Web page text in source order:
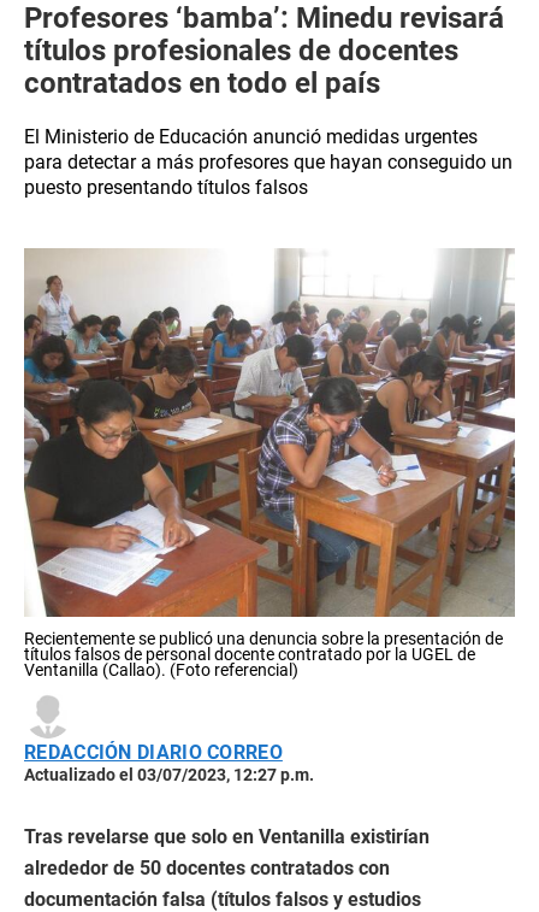
Profesores ‘bamba’: Minedu revisará
títulos profesionales de docentes
contratados en todo el país
El Ministerio de Educación anunció medidas urgentes
para detectar a más profesores que hayan conseguido un
puesto presentando títulos falsos
Recientemente se publicó una denuncia sobre la presentación de
títulos falsos de personal docente contratado por la UGEL de
Ventanilla (Callao). (Foto referencial)
REDACCIÓN DIARIO CORREO
Actualizado el 03/07/2023, 12:27 p.m.
Tras revelarse que solo en Ventanilla existirían
alrededor de 50 docentes contratados con
documentación falsa (títulos falsos y estudios